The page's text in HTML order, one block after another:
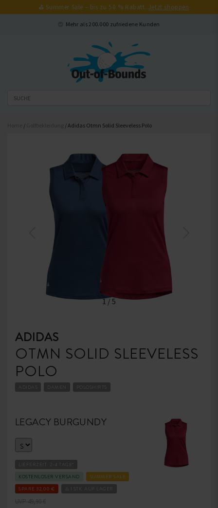
⛳ Summer Sale – bis zu 50 % Rabatt. Jetzt shoppen
Mehr als 200.000 zufriedene Kunden
/ / Adidas Otmn Solid Sleeveless Polo
1/ 5
ADIDAS
OTMN SOLID SLEEVELESS
POLO
DAMEN POLOSHIRTS
LEGACY BURGUNDY
LIEFERZEIT: 2-4 TAGE*
KOSTENLOSER VERSAND
SUMMER SALE
SPARE 32,00 €
⚠️ 1 STK. AUF LAGER